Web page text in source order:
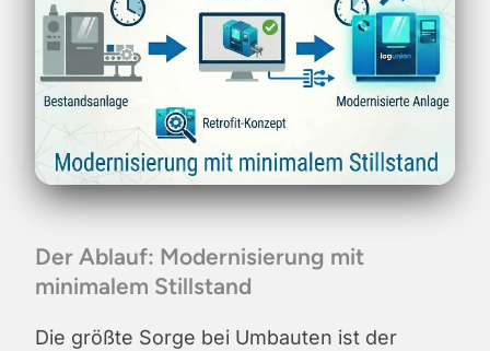
Der Ablauf: Modernisierung mit
minimalem Stillstand
Die größte Sorge bei Umbauten ist der